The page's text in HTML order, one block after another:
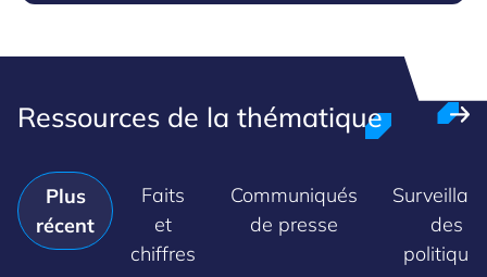
Ressources de la thématique
Plus
récent
Faits
et
chiffres
Communiqués
de presse
des